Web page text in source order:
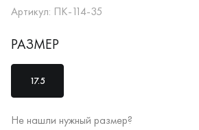
Артикул: ПК-114-35
РАЗМЕР
17.5
Не нашли нужный размер?